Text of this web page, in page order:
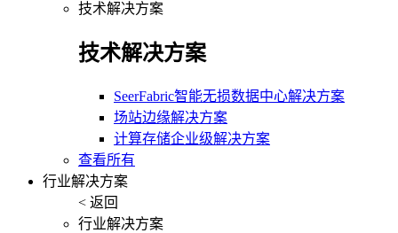
技术解决方案
技术解决方案
SeerFabric智能无损数据中心解决方案
场站边缘解决方案
计算存储企业级解决方案
查看所有
行业解决方案
< 返回
行业解决方案